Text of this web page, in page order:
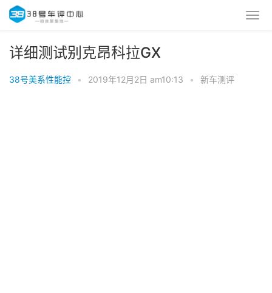
详细测试别克昂科拉GX
38号美系性能控 • 2019年12月2日 am10:13 • 新车测评